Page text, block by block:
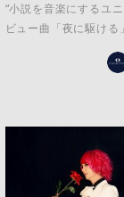
“小説を音楽にするユ
ビュー曲「夜に駆け